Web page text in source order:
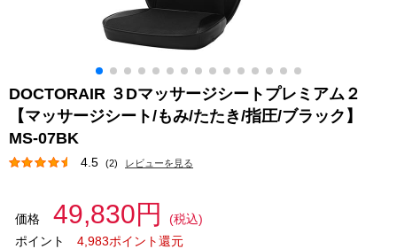
DOCTORAIR ３Dマッサージシートプレミアム２
【マッサージシート/もみ/たたき/指圧/ブラック】
MS-07BK
4.5 (2) レビューを見る
価格 49,830円
(税込)
ポイント
4,983ポイント還元